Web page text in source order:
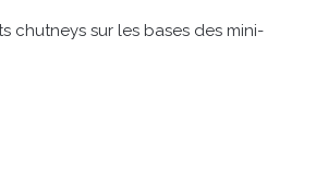
chutneys sur les bases des mini-